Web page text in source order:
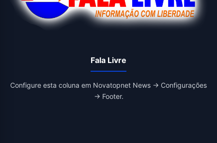
Fala Livre
Configure esta coluna em Novatopnet News → Configurações
→ Footer.